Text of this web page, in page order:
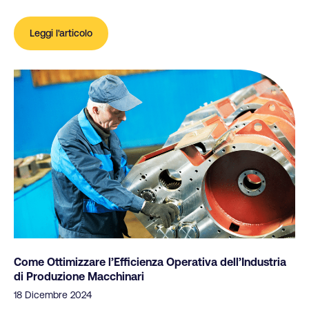
Leggi l'articolo
Come Ottimizzare l’Efficienza Operativa dell’Industria
di Produzione Macchinari
18 Dicembre 2024